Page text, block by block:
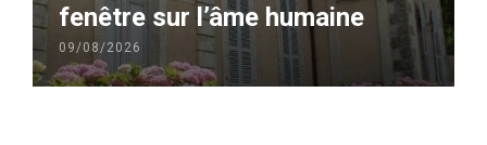
fenêtre sur l’âme humaine
09/08/2026